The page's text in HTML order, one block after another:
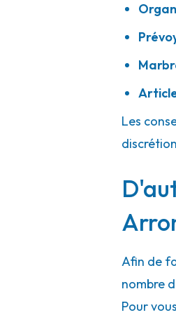
Consulter l'agence
Les
Afin de
nombre
Pour